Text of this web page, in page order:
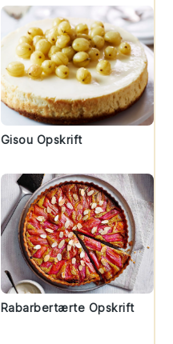
Gisou Opskrift
Rabarbertærte Opskrift